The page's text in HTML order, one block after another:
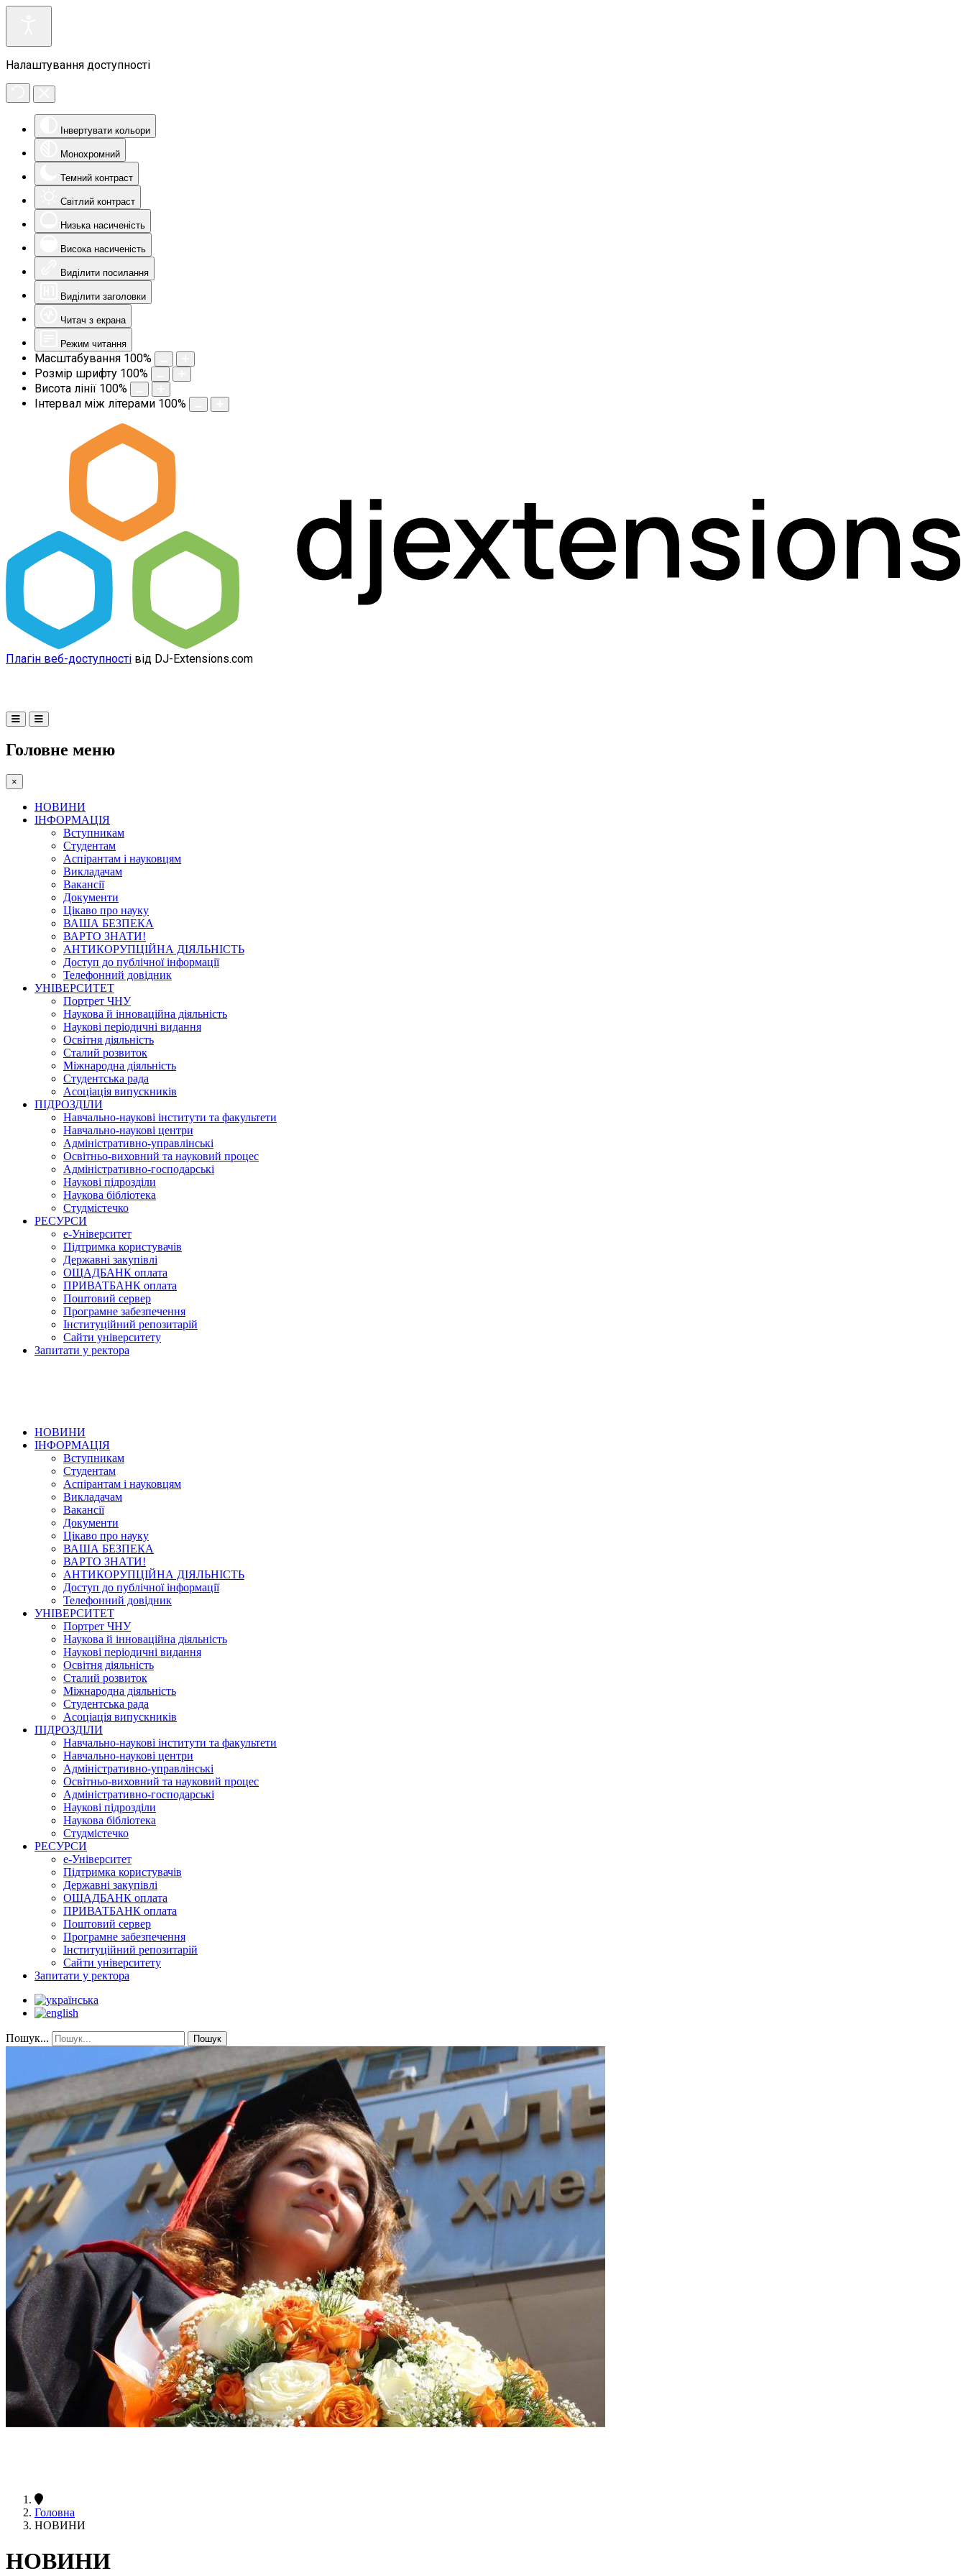
Налаштування доступності
Інвертувати кольори
Монохромний
Темний контраст
Світлий контраст
Низька насиченість
Висока насиченість
Виділити посилання
Виділити заголовки
Читач з екрана
Режим читання
Масштабування 100%
Розмір шрифту 100%
Висота лінії 100%
Інтервал між літерами 100%
Плагін веб-доступності від DJ-Extensions.com
Головне меню
×
НОВИНИ
ІНФОРМАЦІЯ
Вступникам
Студентам
Аспірантам і науковцям
Викладачам
Вакансії
Документи
Цікаво про науку
ВАША БЕЗПЕКА
ВАРТО ЗНАТИ!
АНТИКОРУПЦІЙНА ДІЯЛЬНІСТЬ
Доступ до публічної інформації
Телефонний довідник
УНІВЕРСИТЕТ
Портрет ЧНУ
Наукова й інноваційна діяльність
Наукові періодичні видання
Освітня діяльність
Сталий розвиток
Міжнародна діяльність
Студентська рада
Асоціація випускників
ПІДРОЗДІЛИ
Навчально-наукові інститути та факультети
Навчально-наукові центри
Адміністративно-управлінські
Освітньо-виховний та науковий процес
Адміністративно-господарські
Наукові підрозділи
Наукова бібліотека
Студмістечко
РЕСУРСИ
е-Університет
Підтримка користувачів
Державні закупівлі
ОЩАДБАНК оплата
ПРИВАТБАНК оплата
Поштовий сервер
Програмне забезпечення
Інституційний репозитарій
Сайти університету
Запитати у ректора
НОВИНИ
ІНФОРМАЦІЯ
Вступникам
Студентам
Аспірантам і науковцям
Викладачам
Вакансії
Документи
Цікаво про науку
ВАША БЕЗПЕКА
ВАРТО ЗНАТИ!
АНТИКОРУПЦІЙНА ДІЯЛЬНІСТЬ
Доступ до публічної інформації
Телефонний довідник
УНІВЕРСИТЕТ
Портрет ЧНУ
Наукова й інноваційна діяльність
Наукові періодичні видання
Освітня діяльність
Сталий розвиток
Міжнародна діяльність
Студентська рада
Асоціація випускників
ПІДРОЗДІЛИ
Навчально-наукові інститути та факультети
Навчально-наукові центри
Адміністративно-управлінські
Освітньо-виховний та науковий процес
Адміністративно-господарські
Наукові підрозділи
Наукова бібліотека
Студмістечко
РЕСУРСИ
е-Університет
Підтримка користувачів
Державні закупівлі
ОЩАДБАНК оплата
ПРИВАТБАНК оплата
Поштовий сервер
Програмне забезпечення
Інституційний репозитарій
Сайти університету
Запитати у ректора
Пошук... Пошук
Головна
НОВИНИ
НОВИНИ